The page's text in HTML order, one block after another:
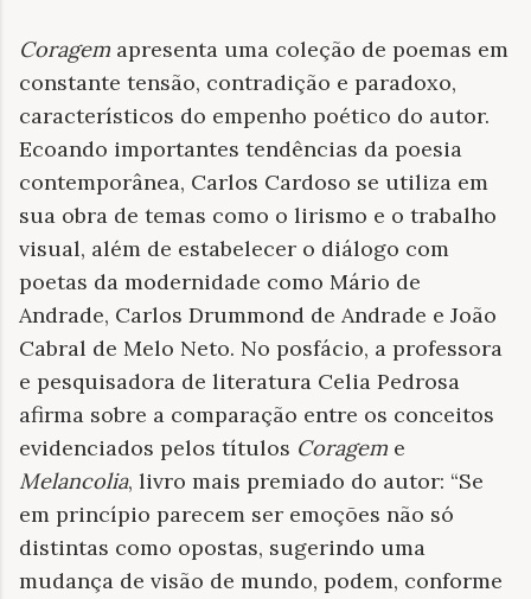
Coragem apresenta uma coleção de poemas em
constante tensão, contradição e paradoxo,
característicos do empenho poético do autor.
Ecoando importantes tendências da poesia
contemporânea, Carlos Cardoso se utiliza em
sua obra de temas como o lirismo e o trabalho
visual, além de estabelecer o diálogo com
poetas da modernidade como Mário de
Andrade, Carlos Drummond de Andrade e João
Cabral de Melo Neto. No posfácio, a professora
e pesquisadora de literatura Celia Pedrosa
afirma sobre a comparação entre os conceitos
evidenciados pelos títulos Coragem e
Melancolia, livro mais premiado do autor: “Se
em princípio parecem ser emoções não só
distintas como opostas, sugerindo uma
mudança de visão de mundo, podem, conforme